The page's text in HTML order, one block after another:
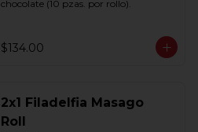
chocolate (10 pzas. por rollo).
$134.00
2x1 Filadelfia Masago
Roll